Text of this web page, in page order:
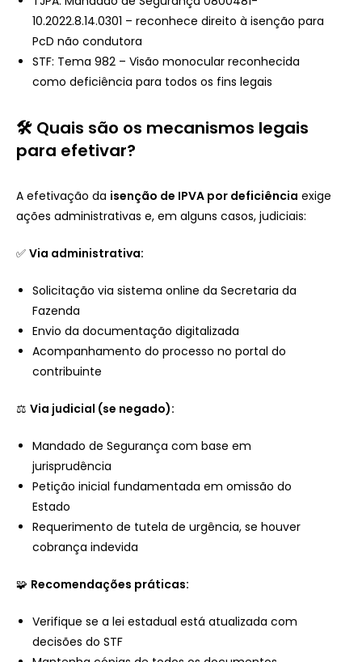
10.2022.8.14.0301 – reconhece direito à isenção para
PcD não condutora
STF: Tema 982 – Visão monocular reconhecida
como deficiência para todos os fins legais
🛠️ Quais são os mecanismos legais
para efetivar?
A efetivação da isenção de IPVA por deficiência exige
ações administrativas e, em alguns casos, judiciais:
✅ Via administrativa:
Solicitação via sistema online da Secretaria da
Fazenda
Envio da documentação digitalizada
Acompanhamento do processo no portal do
contribuinte
⚖️ Via judicial (se negado):
Mandado de Segurança com base em
jurisprudência
Petição inicial fundamentada em omissão do
Estado
Requerimento de tutela de urgência, se houver
cobrança indevida
🧩 Recomendações práticas:
Verifique se a lei estadual está atualizada com
decisões do STF